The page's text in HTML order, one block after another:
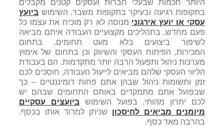
היותר חכמות שבעלי חברות ועסקים קטנים מקבלים
בתקופות רגיעה ובעיקר בתקופות משבר. השימוש ביועץ
עסקי או יועץ אירגוני מנוסה לא רק מוכיח את עצמו כל
פעם מחדש. בתהליכים מקצועיים העבודה איתם מביאה
לשיפור ביצועים בלא מעט תחומים. בתחום
המכירות, הפיתוח העסקי והשיווק וכן בתחום של אימוץ
מערכות ניהול ותפעול הרבה יותר מתקדמות. הם בעבודת
הליווי העסקי שלהם מביאים לייעול העבודה, חוסכים לכם
זמן ותשומות ניהול שבהן אתם פחות דומיננטיים – כך
שבפועל אתם מתמקדים באותם התחומים שבהם יש
לכם יתרון מהותי. בפועל השימושביועצים עסקיים
מיומנים מביאים לחיסכון שניתן למדוד אותו בכסף.
בהרבה מאד כסף.